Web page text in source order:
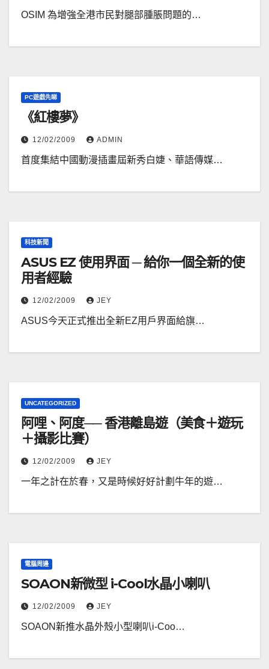
OSIM 為增強全港市民對腿部腫脹問題的…
PC遊戲先睇
《紅樓夢》
12/02/2009 ADMIN
首度集結中國動漫插畫屆新秀白婕、華語傳媒…
科技新聞
ASUS EZ 使用界面 ─ 給你一個全新的使
用者經驗
12/02/2009 JEY
ASUS今天正式推出全新EZ用戶界面給旗…
UNCATEGORIZED
阿哩、阿度── 香港離島遊（美食＋遊玩
＋攝影比賽）
12/02/2009 JEY
一年之計在於春，又是時候好好計劃牛年的遊…
電腦周邊
SOAON新微型 i-Cool水晶小喇叭
12/02/2009 JEY
SOAON新推水晶外殼小型喇叭i-Coo…